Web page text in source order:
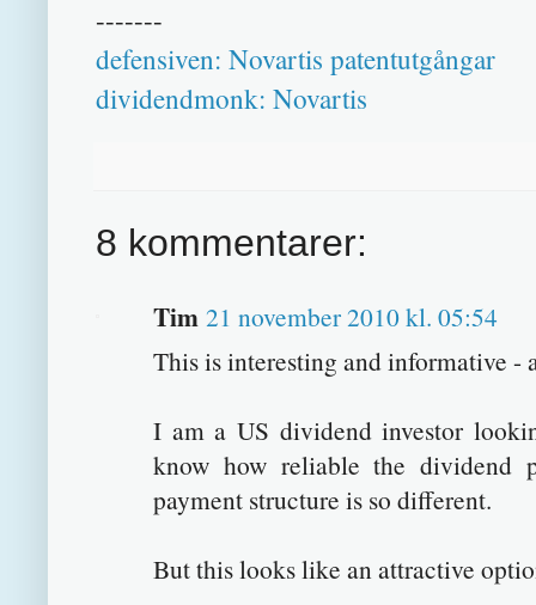
-------
defensiven: Novartis patentutgångar
dividendmonk: Novartis
8 kommentarer:
Tim 21 november 2010 kl. 05:54
This is interesting and informative -
I am a US dividend investor
know how reliable the dividend
payment structure is so different.
But this looks like an attractive